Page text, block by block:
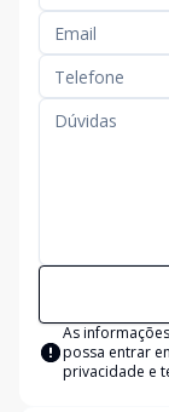
As
possa entrar
privacidade e